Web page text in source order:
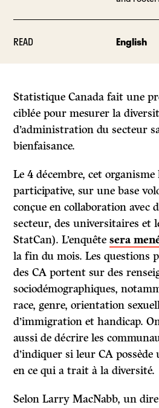
READ English
Statistique Canada fait une
ciblée pour mesurer la
d’administration du secteur
bienfaisance.
Le 4 décembre, cet
participative, sur une base
conçue en collaboration avec
secteur, des universitaires et
StatCan). L’enquêtesera
la fin du mois. Les questions
des CA portent sur des
sociodémographiques,
race, genre, orientation
d’immigration et handicap.
aussi de décrire les
d’indiquer si leur CA
en ce qui a trait à la diversité.
Selon Larry MacNabb, un